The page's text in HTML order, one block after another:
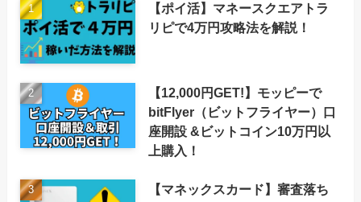
【ポイ活】マネースクエアトラ
リピで4万円攻略法を解説！
【12,000円GET!】モッピーで
bitFlyer（ビットフライヤー）口
座開設 &ビットコイン10万円以
上購入！
【マネックスカード】審査落ち